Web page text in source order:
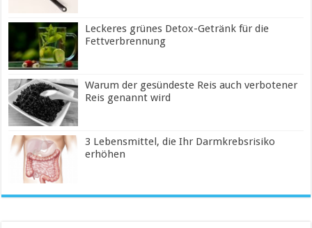
Leckeres grünes Detox-Getränk für die
Fettverbrennung
Warum der gesündeste Reis auch verbotener
Reis genannt wird
3 Lebensmittel, die Ihr Darmkrebsrisiko
erhöhen